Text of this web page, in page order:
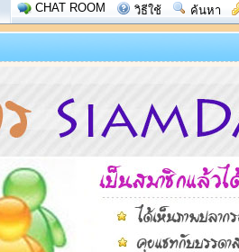
CHAT ROOM วิธีใช้ ค้นหา